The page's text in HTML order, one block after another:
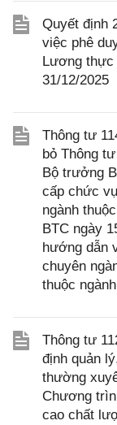
Quyết định
việc phê
Lương thực
31/12/2025
Thông tư
bỏ Thông
Bộ trưởng
cấp chức
ngành
BTC ngày
hướng dẫn
chuyên
thuộc
Thông tư
định quản
thường
Chương
cao chất